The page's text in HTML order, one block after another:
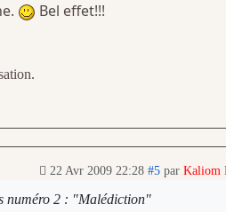
Bel effet!!!
22 Avr 2009 22:28 #5 par Kaliom
numéro 2 : "Malédiction"